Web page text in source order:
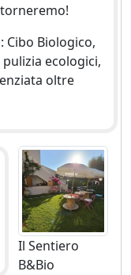
Cibo Biologico,
ecologici,
oltre
Il Sentiero
B&Bio